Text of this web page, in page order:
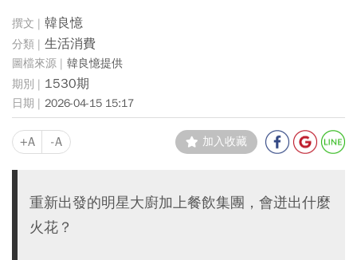
韓良憶
生活消費
韓良憶提供
1530期
2026-04-15 15:17
+A -A 加入收藏
重新出發的明星大廚加上餐飲集團，會迸出什麼
火花？